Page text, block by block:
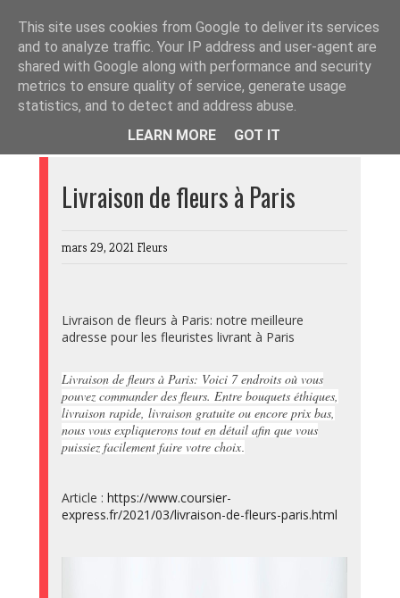
≡
Livraison de fleurs à Paris
mars 29, 2021 Fleurs
Livraison de fleurs à Paris: notre meilleure
adresse pour les fleuristes livrant à Paris
Livraison de fleurs à Paris: Voici 7 endroits où vous
pouvez commander des fleurs. Entre bouquets éthiques,
livraison rapide, livraison gratuite ou encore prix bas,
nous vous expliquerons tout en détail afin que vous
puissiez facilement faire votre choix.
Article : https://www.coursier-
express.fr/2021/03/livraison-de-fleurs-paris.html
This site uses cookies from Google to deliver its services
and to analyze traffic. Your IP address and user-agent are
shared with Google along with performance and security
metrics to ensure quality of service, generate usage
statistics, and to detect and address abuse.
LEARN MORE
GOT IT